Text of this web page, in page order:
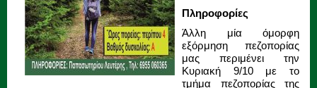
Πληροφορίες
Άλλη μία όμορφη
εξόρμηση πεζοπορίας
μας περιμένει την
Κυριακή 9/10 με το
τμήμα πεζοπορίας της